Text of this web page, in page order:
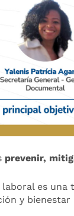
prevenir,
es una
y bienestar